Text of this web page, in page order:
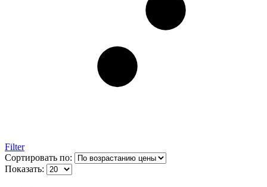
Filter
Сортировать по:
Показать: